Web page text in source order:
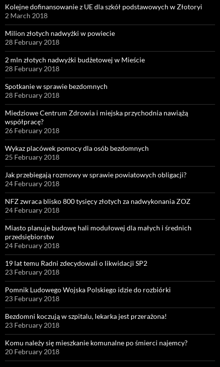
Kolejne dofinansowanie z UE dla szkół podstawowych w Złotoryi
2 March 2018
Milion złotych nadwyżki w powiecie
28 February 2018
2 mln złotych nadwyżki budżetowej w Mieście
28 February 2018
Spotkanie w sprawie bezdomnych
28 February 2018
Miedziowe Centrum Zdrowia i miejska przychodnia nawiążą
współpracę?
26 February 2018
Wykaz placówek pomocy dla osób bezdomnych
25 February 2018
Jak przebiegają rozmowy w sprawie powiatowych obligacji?
24 February 2018
NFZ zwraca blisko 800 tysięcy złotych za nadwykonania ZOZ
24 February 2018
Miasto planuje budowę hali modułowej dla małych i średnich
przedsiębiorstw
24 February 2018
19 lat temu Radni zdecydowali o likwidacji SP2
23 February 2018
Pomnik Ludowego Wojska Polskiego idzie do rozbiórki
23 February 2018
Bezdomni koczują w szpitalu, lekarka jest przerażona!
23 February 2018
Komu należy się mieszkanie komunalne po śmierci najemcy?
20 February 2018